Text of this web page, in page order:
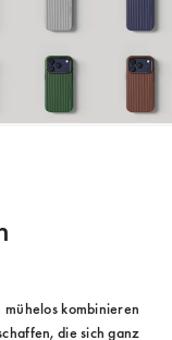
mühelos kombinieren
die sich ganz